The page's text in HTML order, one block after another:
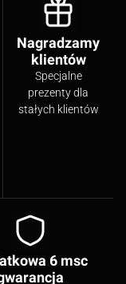
Nagradzamy
klientów
Specjalne
prezenty dla
stałych klientów
6 msc